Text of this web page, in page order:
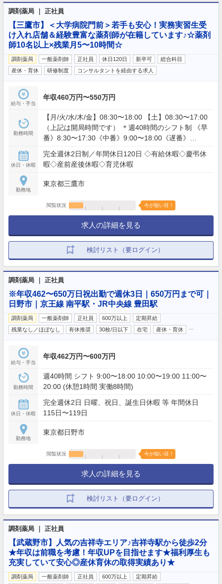
調剤薬局 ｜ 正社員
【三鷹市】＜大学病院門前＞若手も安心！実務実習生受
け入れ店舗＆経験豊富な薬剤師が在籍しています♪☆薬剤
師10名以上×残業月5〜10時間☆
調剤薬局 一般薬剤師 正社員 休日120日 新卒可
総合科目
産休・育休
研修制度 コンサルタントを経由する求人
給与・手当
年収460万円〜550万円
勤務時間
【月/火/水/木/金】08:30〜18:00 【土】08:30〜17:00
（上記は開局時間です） ＊週40時間のシフト制 《早
番》8:30〜17:30《中番》9:00〜18:00《遅番》
り（月1回／一人薬剤師対応） ※仕事に慣れたらお
願いします
休日・休暇
完全週休2日制／年間休日120日 ◇有給休暇◇慶弔休
暇◇産前産後休暇◇育児休暇
勤務地
東京都三鷹市
閲覧状況 今が狙い目！
求人の詳細を見る
検討リスト（要ログイン）
調剤薬局 ｜ 正社員
※年収462〜650万日祝出勤で週休3日｜650万円まで可｜
日野市｜京王線 南平駅・JR中央線 豊田駅
調剤薬局 一般薬剤師 正社員 600万以上
定期昇給
残業なし／ほぼなし
有休推奨 30枚/日以下 在宅 産休・育休
給与・手当
年収462万円〜600万円
勤務時間
週40時間 シフト 9:00〜18:00 10:00〜19:00 11:00〜
20:00 (休憩1時間 実働8時間)
休日・休暇
完全週休2日 日曜、祝日、誕生日休暇 等 年間休日
115日〜119日
勤務地
東京都日野市
閲覧状況 今が狙い目！
求人の詳細を見る
検討リスト（要ログイン）
調剤薬局 ｜ 正社員
【武蔵野市】人気の吉祥寺エリア♪吉祥寺駅から徒歩2分
★年収は前職を考慮！年収UPを目指せます★福利厚生も
充実していて安心◎産休育休の取得実績あり★
調剤薬局 一般薬剤師 正社員 600万以上
定期昇給